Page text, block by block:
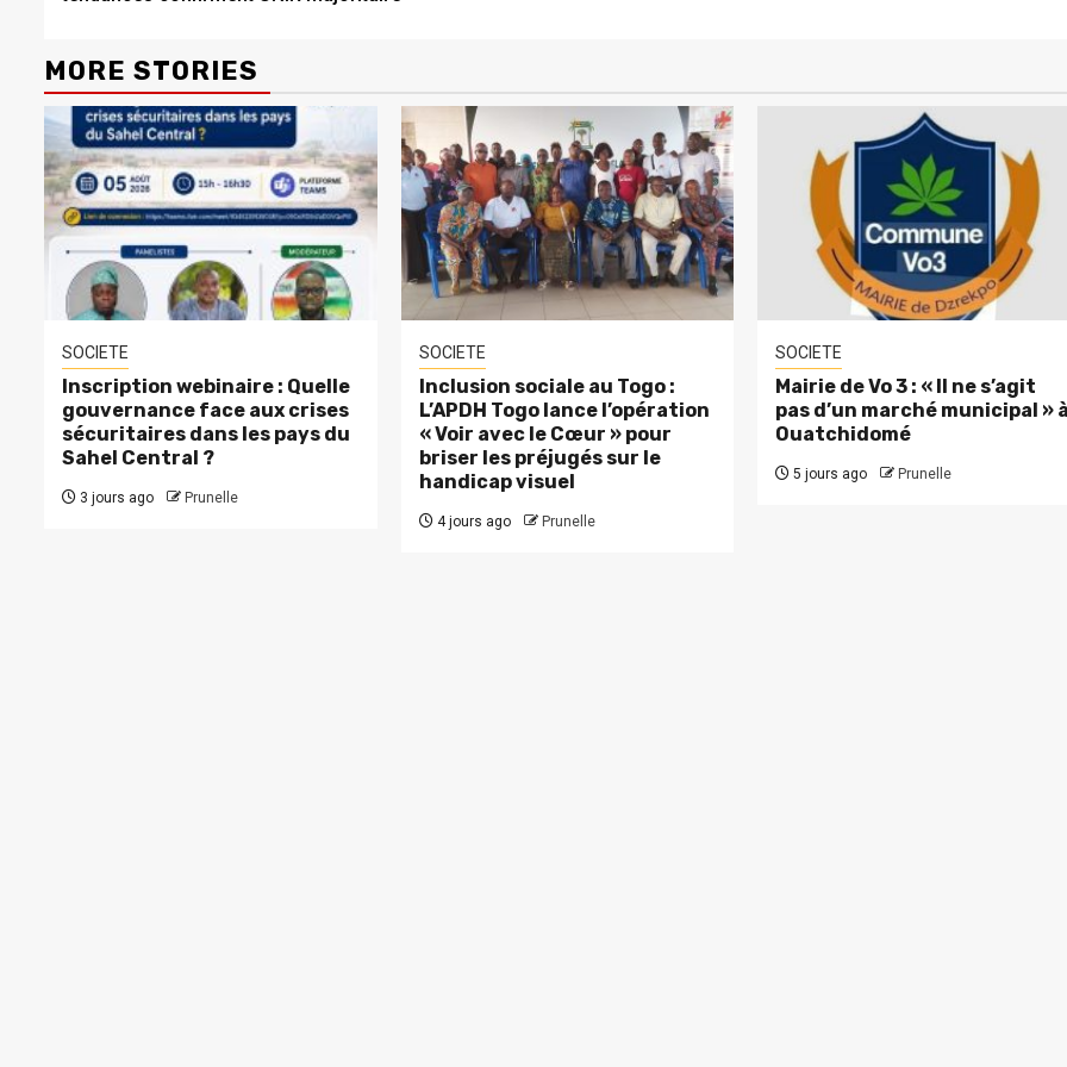
MORE STORIES
SOCIETE
Inscription webinaire : Quelle
gouvernance face aux crises
sécuritaires dans les pays du
Sahel Central ?
3 jours ago Prunelle
SOCIETE
Inclusion sociale au Togo :
L’APDH Togo lance l’opération
« Voir avec le Cœur » pour
briser les préjugés sur le
handicap visuel
4 jours ago Prunelle
SOCIETE
Mairie de Vo 3 : « Il ne s’agit
pas d’un marché municipal »
Ouatchidomé
5 jours ago Prunelle